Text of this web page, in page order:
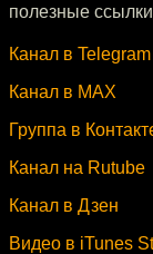
полезные ссылки
Канал в Telegram
Канал в MAX
Группа в
Канал на Rutube
Канал в Дзен
Видео в iTunes